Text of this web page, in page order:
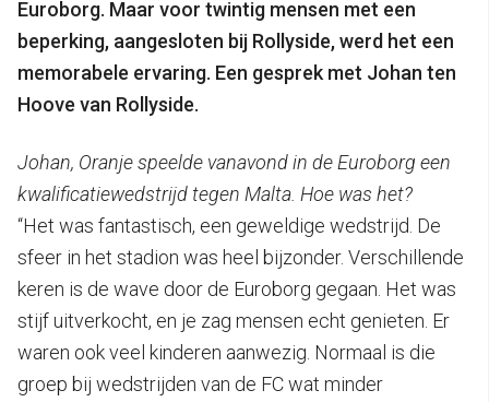
Euroborg. Maar voor twintig mensen met een
beperking, aangesloten bij Rollyside, werd het een
memorabele ervaring. Een gesprek met Johan ten
Hoove van Rollyside.
Johan, Oranje speelde vanavond in de Euroborg een
kwalificatiewedstrijd tegen Malta. Hoe was het?
“Het was fantastisch, een geweldige wedstrijd. De
sfeer in het stadion was heel bijzonder. Verschillende
keren is de wave door de Euroborg gegaan. Het was
stijf uitverkocht, en je zag mensen echt genieten. Er
waren ook veel kinderen aanwezig. Normaal is die
groep bij wedstrijden van de FC wat minder